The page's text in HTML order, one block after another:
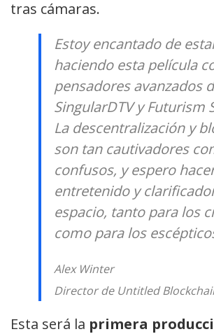
tras cámaras.
Estoy encantado de
haciendo esta película
pensadores avanzados
SingularDTV y Futurism
La descentralización yb
son tan cautivadores
confusos, y espero
entretenido y
espacio, tanto para los
como para los
Alex Winter
Director de Untitled
Esta será la primera